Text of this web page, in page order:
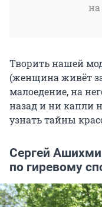
Творить нашей
(женщина живёт
малоедение, на
назад и ни капли
узнать тайны
Сергей
по гиревому